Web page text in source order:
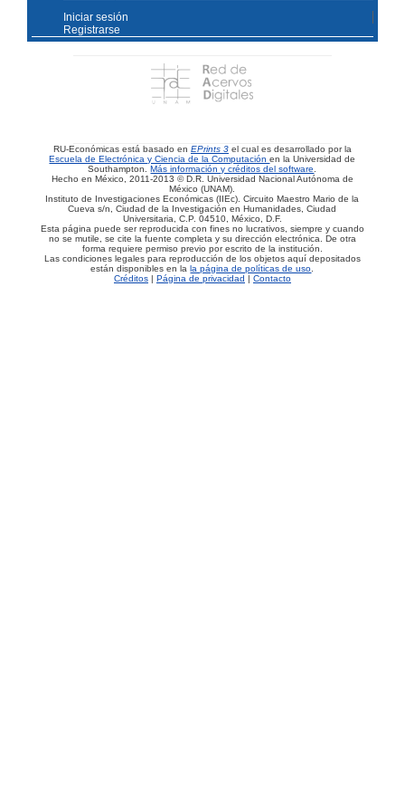
Iniciar sesión
Registrarse
RU-Económicas está basado en EPrints 3 el cual es desarrollado por la
Escuela de Electrónica y Ciencia de la Computaciónen la Universidad de
Southampton.Más información y créditos del software.
Hecho en México, 2011-2013 © D.R. Universidad Nacional Autónoma de
México (UNAM).
Instituto de Investigaciones Económicas (IIEc). Circuito Maestro Mario de la
Cueva s/n, Ciudad de la Investigación en Humanidades, Ciudad
Universitaria, C.P. 04510, México, D.F.
Esta página puede ser reproducida con fines no lucrativos, siempre y cuando
no se mutile, se cite la fuente completa y su dirección electrónica. De otra
forma requiere permiso previo por escrito de la institución.
Las condiciones legales para reproducción de los objetos aquí depositados
están disponibles en lala página de políticas de uso.
Créditos| Página de privacidad | Contacto